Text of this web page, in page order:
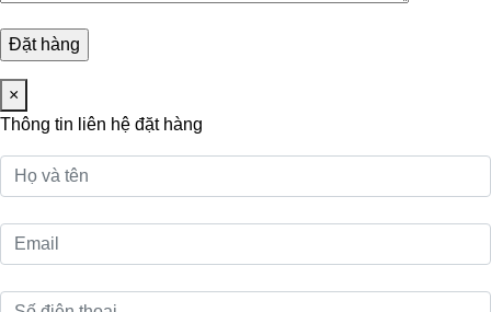
×
Thông tin liên hệ đặt hàng